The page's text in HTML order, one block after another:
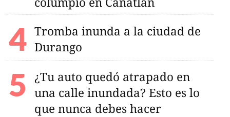
Tromba inunda a la ciudad de
Durango
¿Tu auto quedó atrapado en
una calle inundada? Esto es lo
que nunca debes hacer